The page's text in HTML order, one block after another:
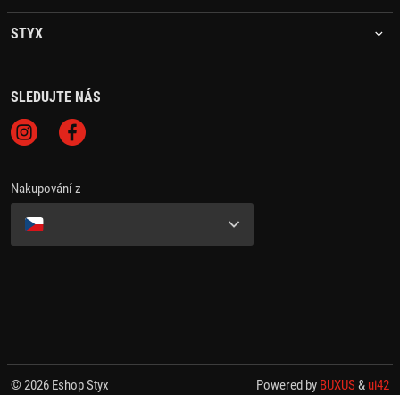
STYX
SLEDUJTE NÁS
Nakupování z
© 2026 Eshop Styx Powered by BUXUS & ui42